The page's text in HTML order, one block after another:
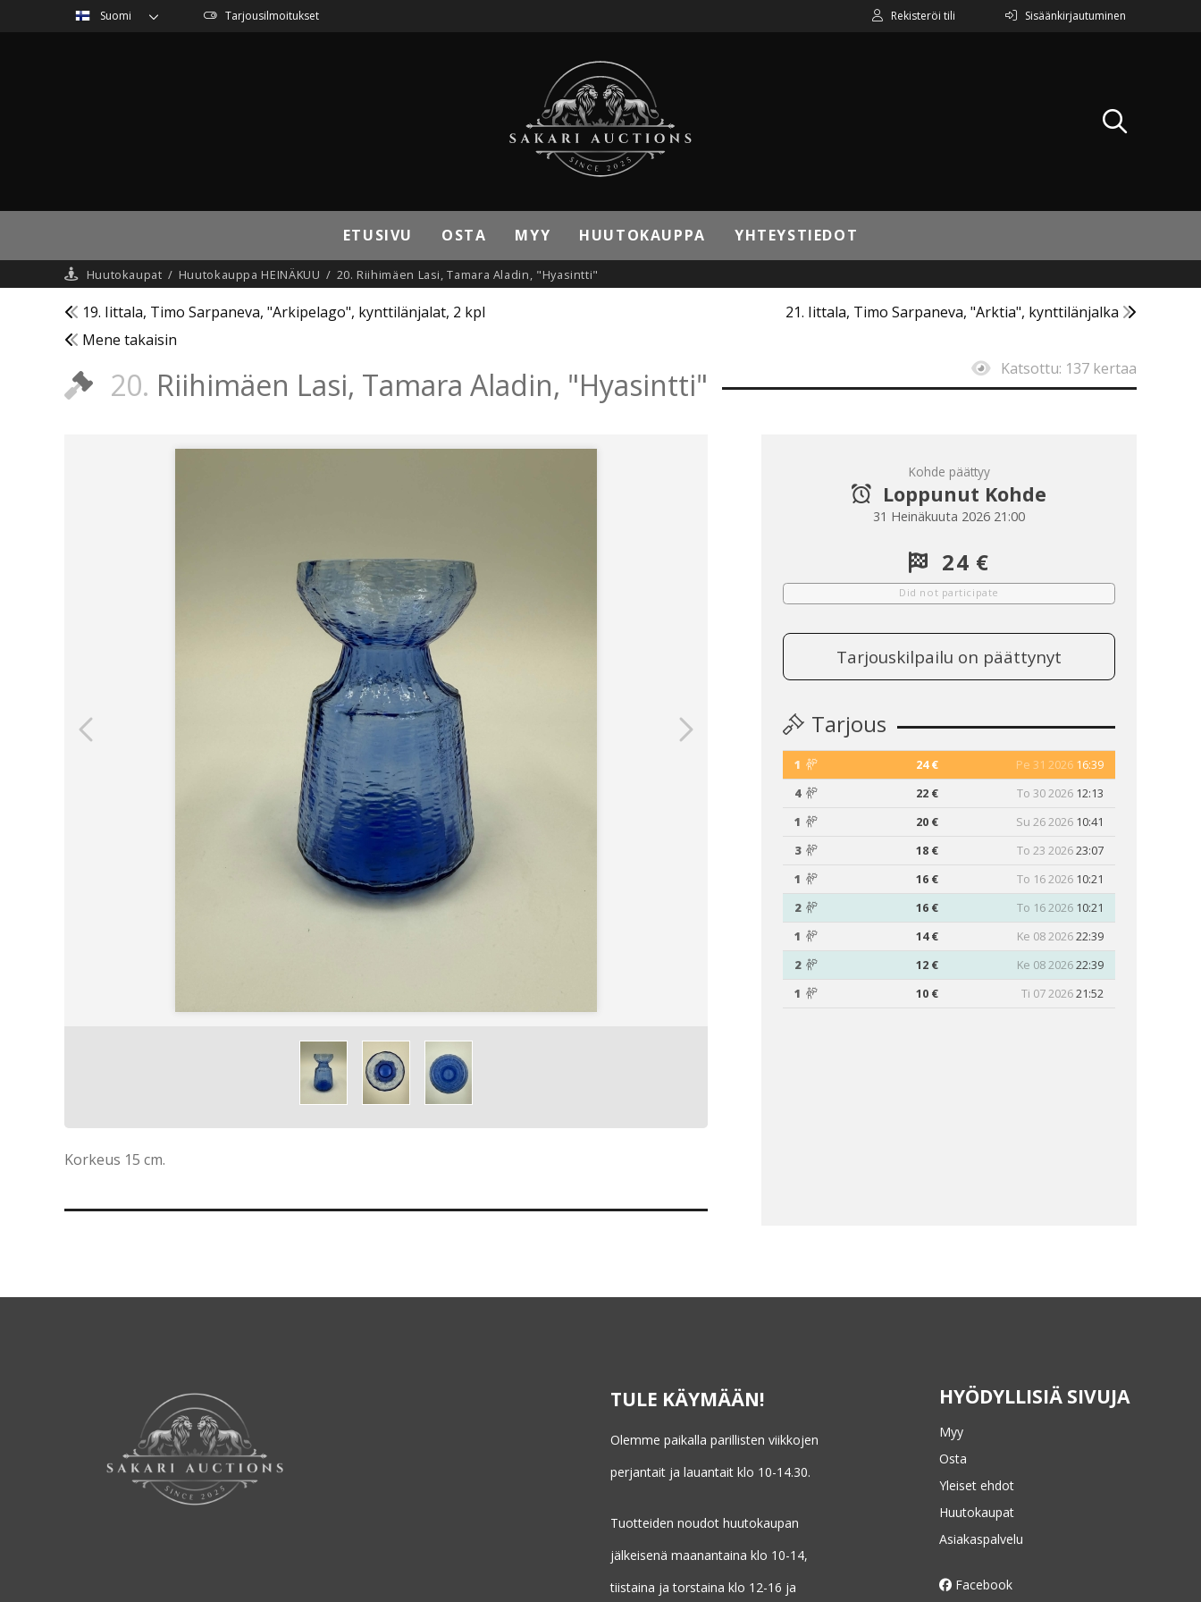
Suomi Tarjousilmoitukset Rekisteröi tili Sisäänkirjautuminen
ETUSIVU OSTA MYY HUUTOKAUPPA YHTEYSTIEDOT
Huutokaupat / Huutokauppa HEINÄKUU / 20. Riihimäen Lasi, Tamara Aladin, "Hyasintti"
19. Iittala, Timo Sarpaneva, "Arkipelago", kynttilänjalat, 2 kpl
21. Iittala, Timo Sarpaneva, "Arktia", kynttilänjalka
Mene takaisin
Katsottu: 137 kertaa
20. Riihimäen Lasi, Tamara Aladin, "Hyasintti"
Korkeus 15 cm.
Kohde päättyy
Loppunut Kohde
31 Heinäkuuta 2026 21:00
24 €
Did not participate
Tarjouskilpailu on päättynyt
Tarjous
1 24 € Pe 31 2026 16:39
4
22 € To 30 2026 12:13
1
20 € Su 26 2026 10:41
3
18 € To 23 202623:07
1
16 € To 16 2026 10:21
2
16 € To 16 2026 10:21
1
14 € Ke 08 202622:39
2
12 € Ke 08 202622:39
1
10 € Ti 07 202621:52
TULE KÄYMÄÄN!
Olemme paikalla parillisten viikkojen
perjantait ja lauantait klo 10-14.30.
Tuotteiden noudot huutokaupan
jälkeisenä maanantaina klo 10-14,
tiistaina ja torstaina klo 12-16 ja
HYÖDYLLISIÄ SIVUJA
Myy
Osta
Yleiset ehdot
Huutokaupat
Asiakaspalvelu
Facebook